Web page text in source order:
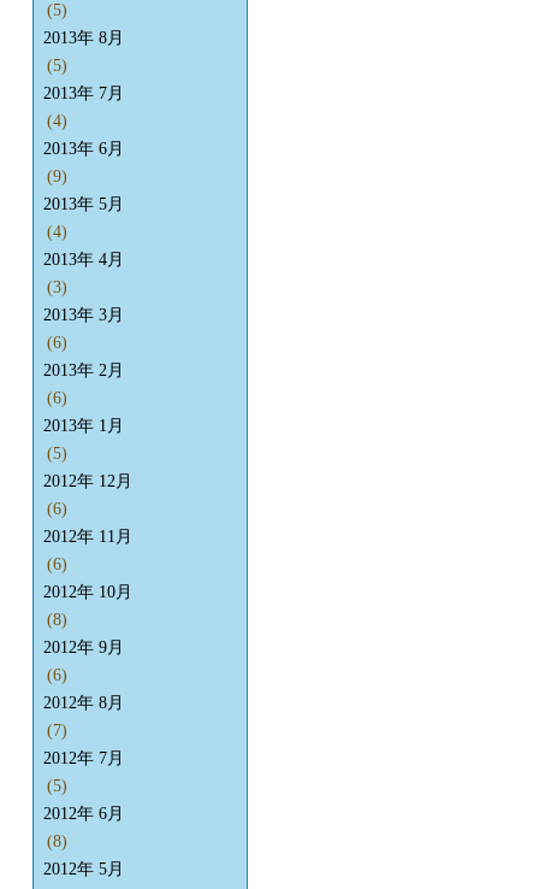
(5)
2013年 8月
(5)
2013年 7月
(4)
2013年 6月
(9)
2013年 5月
(4)
2013年 4月
(3)
2013年 3月
(6)
2013年 2月
(6)
2013年 1月
(5)
2012年 12月
(6)
2012年 11月
(6)
2012年 10月
(8)
2012年 9月
(6)
2012年 8月
(7)
2012年 7月
(5)
2012年 6月
(8)
2012年 5月